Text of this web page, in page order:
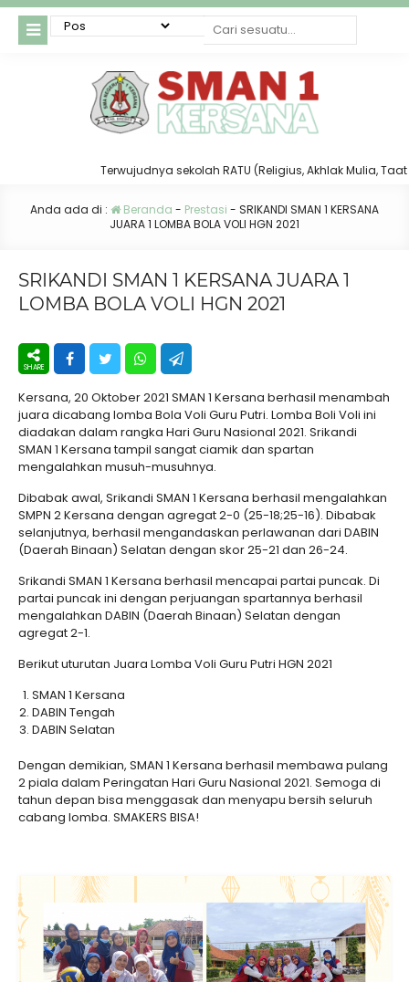
Terwujudnya sekolah RATU (Religius, Akhlak Mulia, Taat
Anda ada di : Beranda - Prestasi - SRIKANDI SMAN 1 KERSANA
JUARA 1 LOMBA BOLA VOLI HGN 2021
SRIKANDI SMAN 1 KERSANA JUARA 1
LOMBA BOLA VOLI HGN 2021
Kersana, 20 Oktober 2021 SMAN 1 Kersana berhasil menambah
juara dicabang lomba Bola Voli Guru Putri. Lomba Boli Voli ini
diadakan dalam rangka Hari Guru Nasional 2021. Srikandi
SMAN 1 Kersana tampil sangat ciamik dan spartan
mengalahkan musuh-musuhnya.
Dibabak awal, Srikandi SMAN 1 Kersana berhasil mengalahkan
SMPN 2 Kersana dengan agregat 2-0 (25-18;25-16). Dibabak
selanjutnya, berhasil mengandaskan perlawanan dari DABIN
(Daerah Binaan) Selatan dengan skor 25-21 dan 26-24.
Srikandi SMAN 1 Kersana berhasil mencapai partai puncak. Di
partai puncak ini dengan perjuangan spartannya berhasil
mengalahkan DABIN (Daerah Binaan) Selatan dengan
agregat 2-1.
Berikut uturutan Juara Lomba Voli Guru Putri HGN 2021
SMAN 1 Kersana
DABIN Tengah
DABIN Selatan
Dengan demikian, SMAN 1 Kersana berhasil membawa pulang
2 piala dalam Peringatan Hari Guru Nasional 2021. Semoga di
tahun depan bisa menggasak dan menyapu bersih seluruh
cabang lomba. SMAKERS BISA!